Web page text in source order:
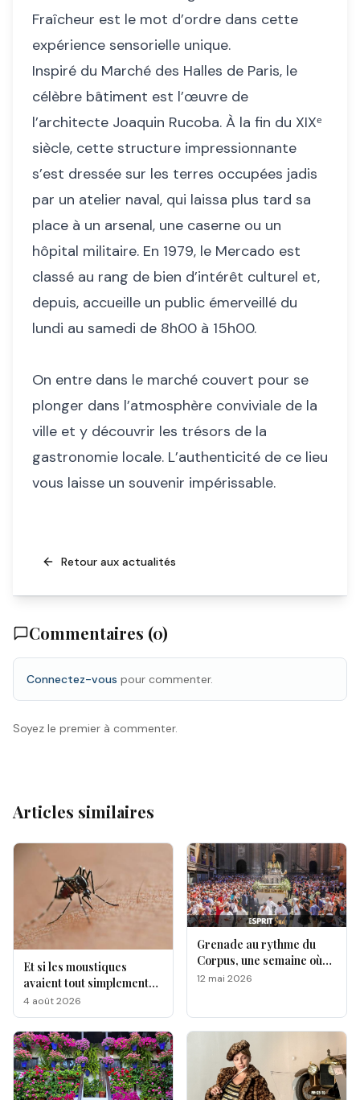
Fraîcheur est le mot d’ordre dans cette
expérience sensorielle unique.
Inspiré du Marché des Halles de Paris, le
célèbre bâtiment est l’œuvre de
l’architecte Joaquin Rucoba. À la fin du XIXᵉ
siècle, cette structure impressionnante
s’est dressée sur les terres occupées jadis
par un atelier naval, qui laissa plus tard sa
place à un arsenal, une caserne ou un
hôpital militaire. En 1979, le Mercado est
classé au rang de bien d’intérêt culturel et,
depuis, accueille un public émerveillé du
lundi au samedi de 8h00 à 15h00.
On entre dans le marché couvert pour se
plonger dans l’atmosphère conviviale de la
ville et y découvrir les trésors de la
gastronomie locale. L’authenticité de ce lieu
vous laisse un souvenir impérissable.
Retour aux actualités
Commentaires (0)
Connectez-vous pour commenter.
Soyez le premier à commenter.
Articles similaires
Et si les moustiques
avaient tout simplement
leurs préférés ?
4 août 2026
Grenade au rythme du
Corpus, une semaine où
l’Andalousie révèle toute
12 mai 2026